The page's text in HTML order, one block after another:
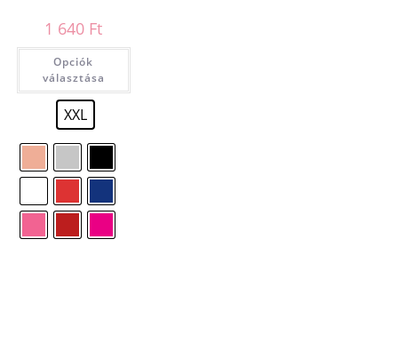
1 640 Ft
Opciók
választása
XXL